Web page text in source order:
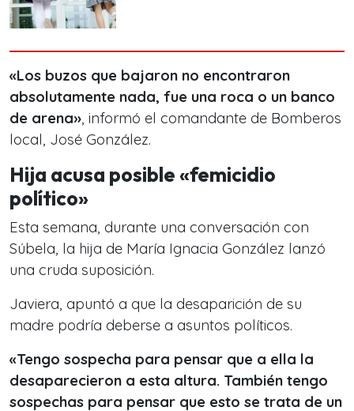
«Los buzos que bajaron no encontraron
absolutamente nada, fue una roca o un banco
de arena», informó el comandante de Bomberos
local, José González.
Hija acusa posible «femicidio
político»
Esta semana, durante una conversación con
Súbela, la hija de María Ignacia González lanzó
una cruda suposición.
Javiera, apuntó a que la desaparición de su
madre podría deberse a asuntos políticos.
«Tengo sospecha para pensar que a ella la
desaparecieron a esta altura. También tengo
sospechas para pensar que esto se trata de un